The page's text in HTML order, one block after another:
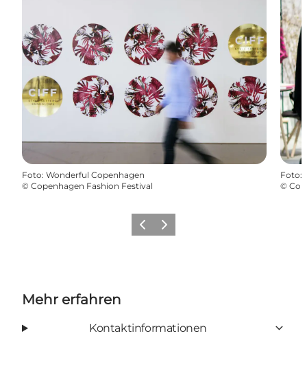
Foto: Wonderful Copenhagen
© Copenhagen Fashion Festival
Foto:
©
ZurückWeiter
Mehr erfahren
Kontaktinformationen